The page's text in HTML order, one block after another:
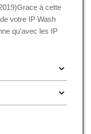
à cette
votre IP Wash
qu'avec les IP